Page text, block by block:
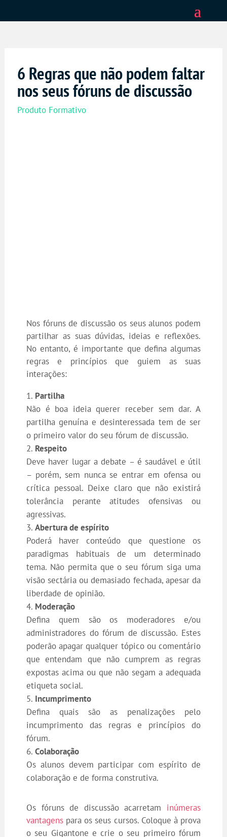
6 Regras que não podem faltar
nos seus fóruns de discussão
Produto Formativo
Nos fóruns de discussão os seus alunos podem
partilhar as suas dúvidas, ideias e reflexões.
No entanto, é importante que defina algumas
regras e princípios que guiem as suas
interações:
Partilha
Não é boa ideia querer receber sem dar. A
partilha genuína e desinteressada tem de ser
o primeiro valor do seu fórum de discussão.
Respeito
Deve haver lugar a debate – é saudável e útil
– porém, sem nunca se entrar em ofensa ou
crítica pessoal. Deixe claro que não existirá
tolerância perante atitudes ofensivas ou
agressivas.
Abertura de espírito
Poderá haver conteúdo que questione os
paradigmas habituais de um determinado
tema. Não permita que o seu fórum siga uma
visão sectária ou demasiado fechada, apesar da
liberdade de opinião.
Moderação
Defina quem são os moderadores e/ou
administradores do fórum de discussão. Estes
poderão apagar qualquer tópico ou comentário
que entendam que não cumprem as regras
expostas acima ou que não segam a adequada
etiqueta social.
Incumprimento
Defina quais são as penalizações pelo
incumprimento das regras e princípios do
fórum.
Colaboração
Os alunos devem participar com espírito de
colaboração e de forma construtiva.
Os fóruns de discussão acarretam inúmeras
vantagenspara os seus cursos. Coloque à prova
o seu Gigantone e crie o seu primeiro fórum